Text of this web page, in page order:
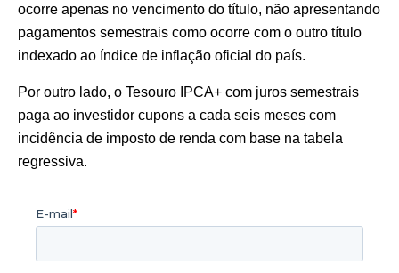
ocorre apenas no vencimento do título, não apresentando
pagamentos semestrais como ocorre com o outro título
indexado ao índice de inflação oficial do país.
Por outro lado, o Tesouro IPCA+ com juros semestrais
paga ao investidor cupons a cada seis meses com
incidência de imposto de renda com base na tabela
regressiva.